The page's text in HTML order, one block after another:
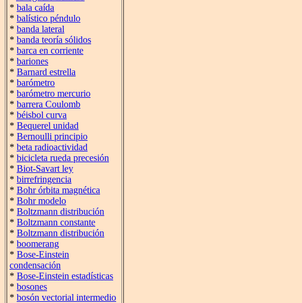
* bala caída
* balístico péndulo
* banda lateral
* banda teoría sólidos
* barca en corriente
* bariones
* Barnard estrella
* barómetro
* barómetro mercurio
* barrera Coulomb
* béisbol curva
* Bequerel unidad
* Bernoulli principio
* beta radioactividad
* bicicleta rueda precesión
* Biot-Savart ley
* birrefringencia
* Bohr órbita magnética
* Bohr modelo
* Boltzmann distribución
* Boltzmann constante
* Boltzmann distribución
* boomerang
* Bose-Einstein
condensación
* Bose-Einstein estadísticas
* bosones
* bosón vectorial intermedio